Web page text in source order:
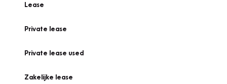
Lease
Private lease
Private lease used
Zakelijke lease